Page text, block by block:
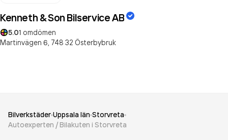
Kenneth & Son Bilservice AB
5.01 omdömen
Martinvägen 6, 748 32 Österbybruk
Bilverkstäder Uppsala län Storvreta
Autoexperten / Bilakuten i Storvreta